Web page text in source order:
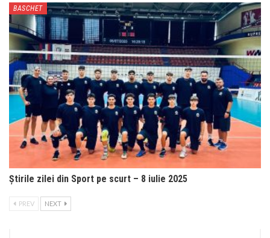
BASCHET
Știrile zilei din Sport pe scurt – 8 iulie 2025
PREV NEXT